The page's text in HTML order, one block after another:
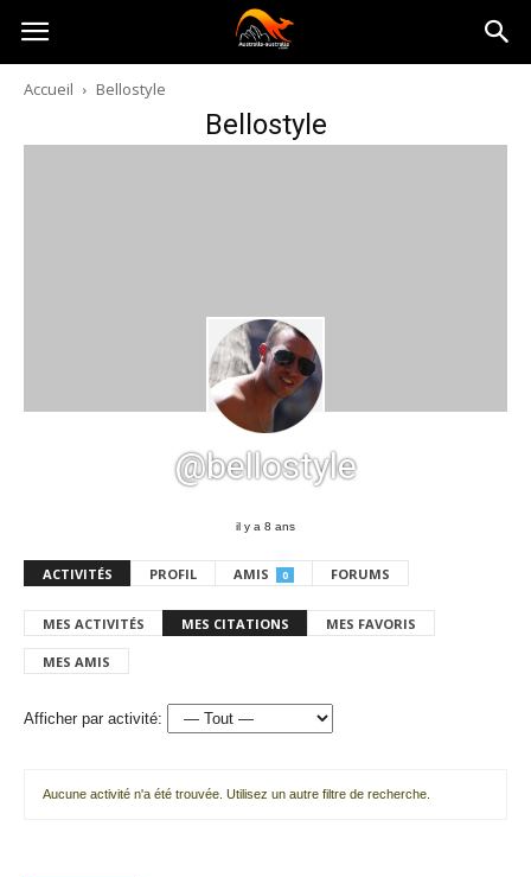
Australia-
australie.com
Accueil Bellostyle
Bellostyle
@bellostyle
il y a 8 ans
ACTIVITÉS PROFIL AMIS 0 FORUMS
MES ACTIVITÉS MES CITATIONS MES FAVORIS
MES AMIS
Afficher par activité:
Aucune activité n'a été trouvée. Utilisez un autre filtre de recherche.